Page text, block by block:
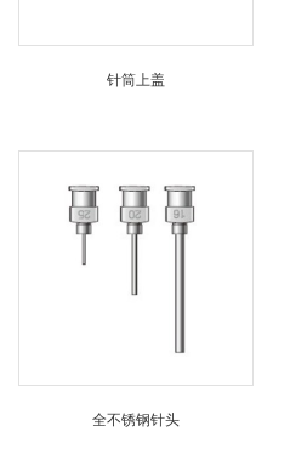
针筒上盖
全不锈钢针头